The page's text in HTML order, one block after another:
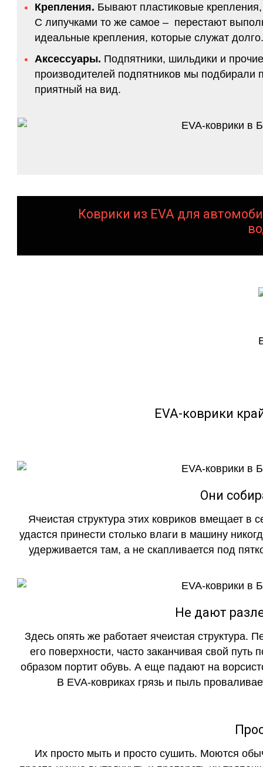
Крепления. Бывают пластиковые
С липучками то же самое – перестают
идеальные крепления, которые служат
Аксессуары. Подпятники, шильдики и
производителей подпятников мы подбирали
приятный на вид.
Коврики из EVA для
EVA-коврики
Они
Ячеистая структура этих ковриков вмещает в
удастся принести столько влаги в машину
удерживается там, а не скапливается под
Не дают
Здесь опять же работает ячеистая структура.
его поверхности, часто заканчивая свой
образом портит обувь. А еще падают на
В EVA-ковриках грязь и пыль
Их просто мыть и просто сушить. Моются